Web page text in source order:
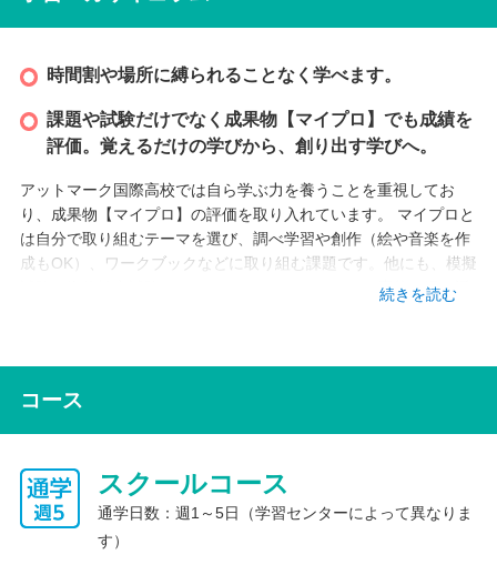
時間割や場所に縛られることなく学べます。
課題や試験だけでなく成果物【マイプロ】でも成績を
評価。覚えるだけの学びから、創り出す学びへ。
アットマーク国際高校では自ら学ぶ力を養うことを重視してお
り、成果物【マイプロ】の評価を取り入れています。 マイプロと
は自分で取り組むテーマを選び、調べ学習や創作（絵や音楽を作
成もOK）、ワークブックなどに取り組む課題です。他にも、模擬
試験、資格検定試験、コンクールやコンテストへの応募、振り返
インターネット学習
インターネット上の授業（ネット授業）は録画されているため、
り返し視聴できるため、一度だけではわからないことがあっても
安心して取り組めます。また対面や、オンライン、ラインで質問
することもできます。
続きを読む
コース
スクールコース
通学日数：週1～5日（学習センターによって異なりま
す）